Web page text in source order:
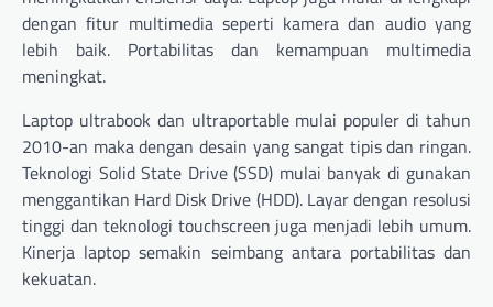
dengan fitur multimedia seperti kamera dan audio yang
lebih baik. Portabilitas dan kemampuan multimedia
meningkat.
Laptop ultrabook dan ultraportable mulai populer di tahun
2010-an maka dengan desain yang sangat tipis dan ringan.
Teknologi Solid State Drive (SSD) mulai banyak di gunakan
menggantikan Hard Disk Drive (HDD). Layar dengan resolusi
tinggi dan teknologi touchscreen juga menjadi lebih umum.
Kinerja laptop semakin seimbang antara portabilitas dan
kekuatan.